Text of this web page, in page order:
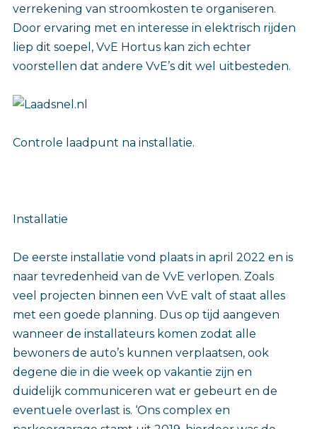
verrekening van stroomkosten te organiseren.
Door ervaring met en interesse in elektrisch rijden
liep dit soepel, VvE Hortus kan zich echter
voorstellen dat andere VvE’s dit wel uitbesteden.
Controle laadpunt na installatie.
Installatie
De eerste installatie vond plaats in april 2022 en is
naar tevredenheid van de VvE verlopen. Zoals
veel projecten binnen een VvE valt of staat alles
met een goede planning. Dus op tijd aangeven
wanneer de installateurs komen zodat alle
bewoners de auto’s kunnen verplaatsen, ook
degene die in die week op vakantie zijn en
duidelijk communiceren wat er gebeurt en de
eventuele overlast is. ‘Ons complex en